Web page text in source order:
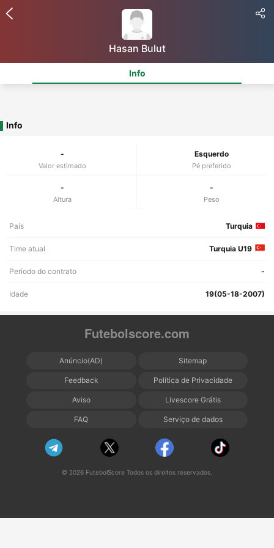
Hasan Bulut
Info
Info
-
Valor estimado
Esquerdo
Pé preferido
-
Altura
-
Peso
País Turquia
Time atual Turquia U19
Período do contrato -
Idade 19(05-18-2007)
Futebolscore.com
Anúncio(AD) Sitemap
Feedback Política de Privacidade
Aviso Livescore Grátis
FAQ Serviço de dados
© 2026 FutebolScore Todos os direitos reservados.